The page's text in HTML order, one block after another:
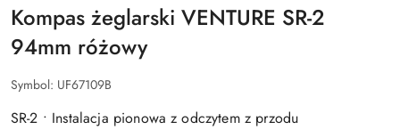
Kompas żeglarski VENTURE SR-2
94mm różowy
Symbol: UF67109B
SR-2 • Instalacja pionowa z odczytem z przodu